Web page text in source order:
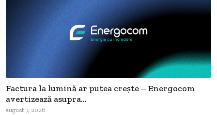
Factura la lumină ar putea crește – Energocom
avertizează asupra...
august 7, 2026